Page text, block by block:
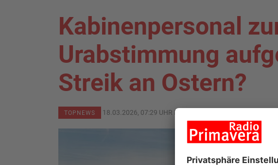
Kabinenpersonal
Urabstimmung
Streik an Ostern?
TOPNEWS 18.03.2026, 07:29 UHR IN